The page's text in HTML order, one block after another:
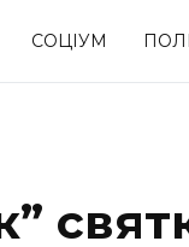
СОЦІУМ
Спорт